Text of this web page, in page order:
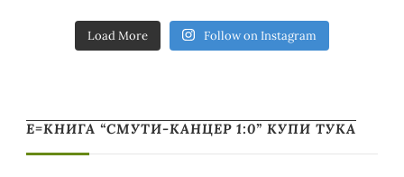
Load More Follow on Instagram
Е=КНИГА “СМУТИ-КАНЦЕР 1:0” КУПИ ТУКА